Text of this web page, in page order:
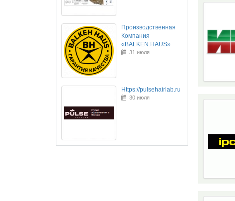
Производственная
Компания
«BALKEN.HAUS»
31 июля
Https://pulsehairlab.ru
30 июля